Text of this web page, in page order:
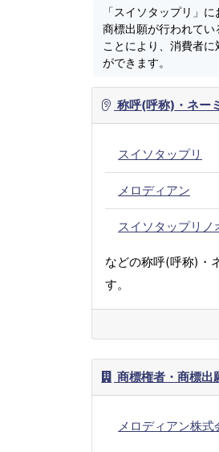
「スイソタップリ」
商標出願が行われて
ことにより、消費者
ができます。
称呼(呼称)・ネー
スイソタップリ
メロディアン
スイソタップリノ
などの称呼(呼称)・
す。
商標権者・商標出
メロディアン株式